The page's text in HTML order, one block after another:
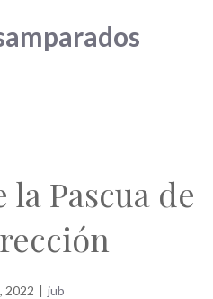
Pascua de
2022 | jub